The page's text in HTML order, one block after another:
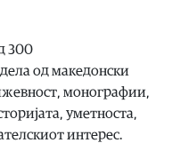
300
од македонски
монографии,
уметноста,
интерес.